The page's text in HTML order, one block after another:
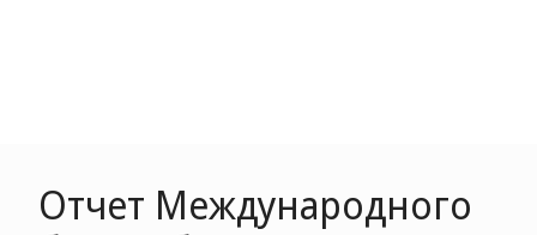
Отчет Международного